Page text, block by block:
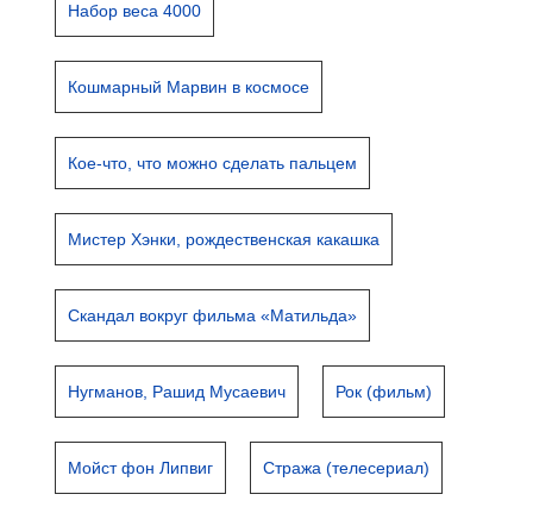
Набор веса 4000
Кошмарный Марвин в космосе
Кое-что, что можно сделать пальцем
Мистер Хэнки, рождественская какашка
Скандал вокруг фильма «Матильда»
Нугманов, Рашид Мусаевич Рок (фильм)
Мойст фон Липвиг Стража (телесериал)